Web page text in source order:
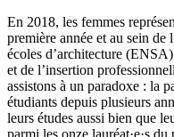
En 2018, les femmes
première année et au sein
écoles d’architecture
et de l’insertion
assistons à un paradoxe : la
étudiants depuis plusieurs
leurs études aussi bien que
parmi les onze lauréat·e·s